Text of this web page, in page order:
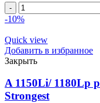
A
1090Li/
ремень
клиновой
INDFORCE
Strongest
quantity
-10%
Quick view
Добавить в избранное
Закрыть
A 1150Li/ 1180Lp
Strongest